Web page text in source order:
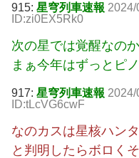
915: 星穹列車速報 2024/
ID:zi0EX5Rk0
次の星では覚醒なの
まぁ今年はずっとピ
917: 星穹列車速報 2024/
ID:tLcVG6cwF
なのカスは星核ハン
と判明したらボロく